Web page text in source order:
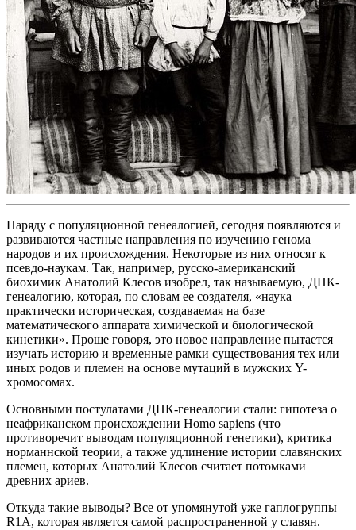
Наряду с популяционной генеалогией, сегодня появляются и
развиваются частные направления по изучению генома
народов и их происхождения. Некоторые из них относят к
псевдо-наукам. Так, например, русско-американский
биохимик Анатолий Клесов изобрел, так называемую, ДНК-
генеалогию, которая, по словам ее создателя, «наука
практически историческая, создаваемая на базе
математического аппарата химической и биологической
кинетики». Проще говоря, это новое направление пытается
изучать историю и временные рамки существования тех или
иных родов и племен на основе мутаций в мужских Y-
хромосомах.
Основными постулатами ДНК-генеалогии стали: гипотеза о
неафриканском происхождении Homo sapiens (что
противоречит выводам популяционной генетики), критика
норманнской теории, а также удлинение истории славянских
племен, которых Анатолий Клесов считает потомками
древних ариев.
Откуда такие выводы? Все от упомянутой уже гаплогруппы
R1А, которая является самой распространенной у славян.